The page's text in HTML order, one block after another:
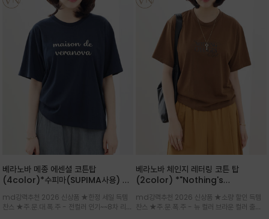
베라노바 메종 에센셜 코튼탑
(4color)*수피마(SUPIMA사용) 레
는 레터링 티셔츠
md강력추천 2026 신상품 ★한정 세일 득템
찬스 ★주.문.대.폭.주 - 전컬러 인기~~8차 리오
베라노바 체인지 레터링 코튼 탑
(2color) *"Nothing's
도 일어나지않는것/감각적인 레터링 프
린팅이 돋보이는 베라노바 티셔츠
md강력추천 2026 신상품 ★소량 할인 득템
찬스 ★주.문.폭.주 - 뉴 컬러 브라운 컬러 출시~